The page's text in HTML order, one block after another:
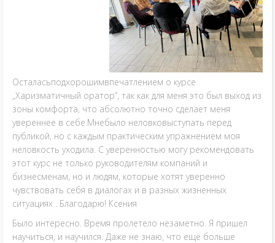
Осталасьподхорошимвпечатлением о курсе
„Харизматичный оратор”, так как для меня это был выход из
зоны комфорта, что абсолютно точно сделает меня
увереннее в себе.Мнебыло неловковыступать перед
публикой, но с каждым практическим упражнением моя
неловкость уходила. С уверенностью могу рекомендовать
этот курс не только руководителям компаний и
бизнесменам, но и людям, которые хотят уверенно
чувствовать себя в диалогах и в разных жизненных
ситуациях . Благодарю! Ксения
Было интересно. Время пролетело незаметно. Я пришел
научиться, и научился. Даже не знаю, что ещё больше